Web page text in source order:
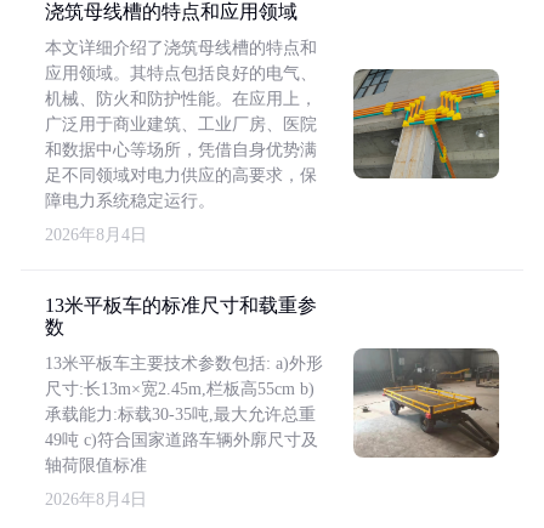
浇筑母线槽的特点和应用领域
本文详细介绍了浇筑母线槽的特点和
应用领域。其特点包括良好的电气、
机械、防火和防护性能。在应用上，
广泛用于商业建筑、工业厂房、医院
和数据中心等场所，凭借自身优势满
足不同领域对电力供应的高要求，保
障电力系统稳定运行。
2026年8月4日
13米平板车的标准尺寸和载重参
数
13米平板车主要技术参数包括: a)外形
尺寸:长13m×宽2.45m,栏板高55cm b)
承载能力:标载30-35吨,最大允许总重
49吨 c)符合国家道路车辆外廓尺寸及
轴荷限值标准
2026年8月4日